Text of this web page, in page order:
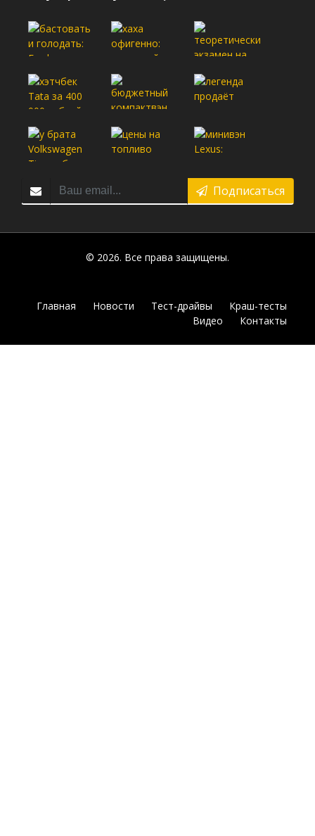
Подписаться
© 2026. Все права защищены.
Главная Новости Тест-драйвы
Краш-тесты
Видео
Контакты